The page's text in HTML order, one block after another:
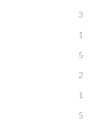
3
1
5
2
1
5